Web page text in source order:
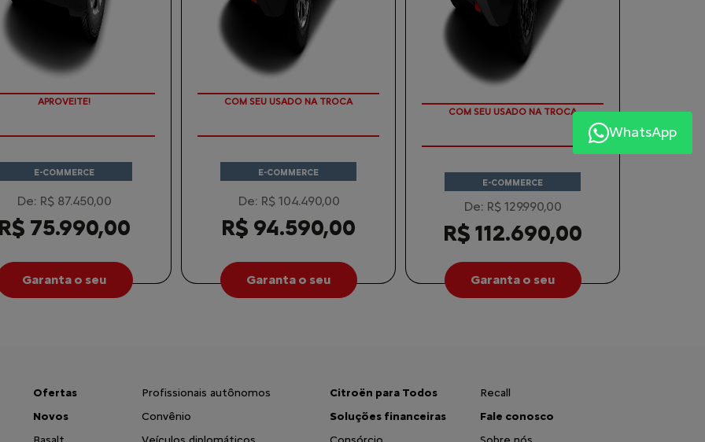
DO SEU SEMINOVO
E-COMMERCE
De: R$ 87.450,00
75.990,00
Garanta o seu
VALORIZAÇÃO DO SEU SEMINOVO
E-COMMERCE
De: R$ 104.490,00
R$ 94.590,00
Garanta o seu
TAXA ZERO EM 12X
E-COMMERCE
De: R$ 129.990,00
R$ 112.690,00
Garanta o seu
Ofertas
Novos
Profissionais autônomos
Convênio
Citroën para Todos
Soluções financeiras
Recall
Fale conosco
WhatsApp